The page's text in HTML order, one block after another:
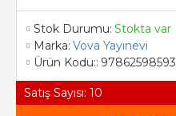
Stok Durumu: Stokta var
Marka: Vova Yayınevi
Ürün Kodu::
Satış Sayısı: 10